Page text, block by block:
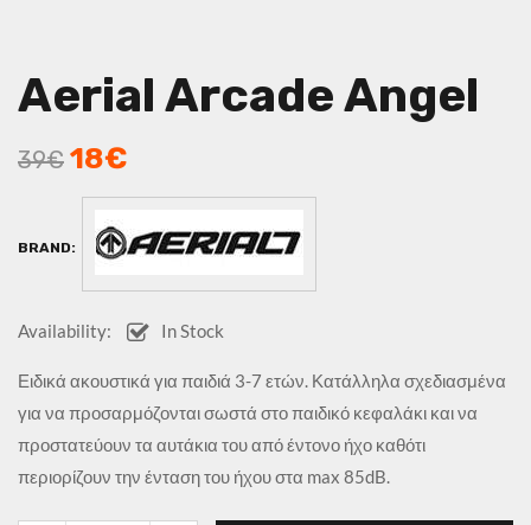
Aerial Arcade Angel
39€ 18€
BRAND:
Availability: In Stock
Ειδικά ακουστικά για παιδιά 3-7 ετών. Κατάλληλα σχεδιασμένα
για να προσαρμόζονται σωστά στο παιδικό κεφαλάκι και να
προστατεύουν τα αυτάκια του από έντονο ήχο καθότι
περιορίζουν την ένταση του ήχου στα max 85dB.